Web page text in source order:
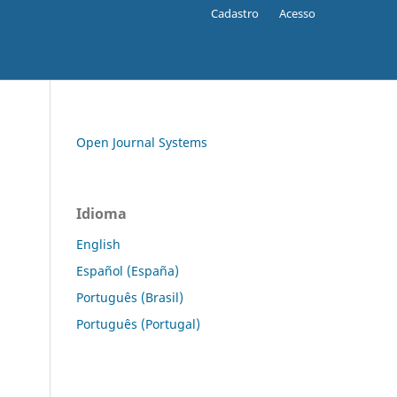
Cadastro Acesso
Open Journal Systems
Idioma
English
Español (España)
Português (Brasil)
Português (Portugal)